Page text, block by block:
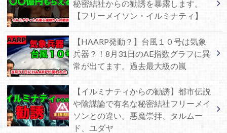
秘密結社からの勧誘を暴露します。
【フリーメイソン・イルミナティ】
【HAARP発動？】台風１０号は気象
兵器？！8月31日のAE指数グラフに異
常が出てます。過去最大級の嵐
【イルミナティからの勧誘】都市伝説
や陰謀論で有名な秘密結社フリーメイ
ソンとの違い。悪魔崇拝、タルムー
ド、ユダヤ